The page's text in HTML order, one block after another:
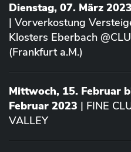
Dienstag, 07. März 2023
| Vorverkostung
Klosters Eberbach
(Frankfurt a.M.)
Mittwoch, 15. Februar
Februar 2023 | FINE
VALLEY